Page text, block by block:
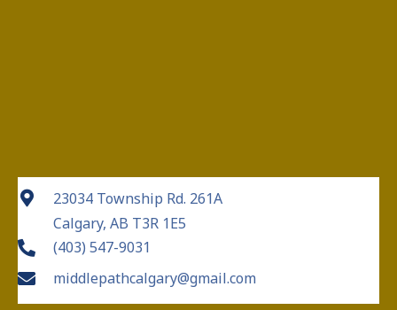
23034 Township Rd. 261A
Calgary, AB T3R 1E5
(403) 547-9031
middlepathcalgary@gmail.com